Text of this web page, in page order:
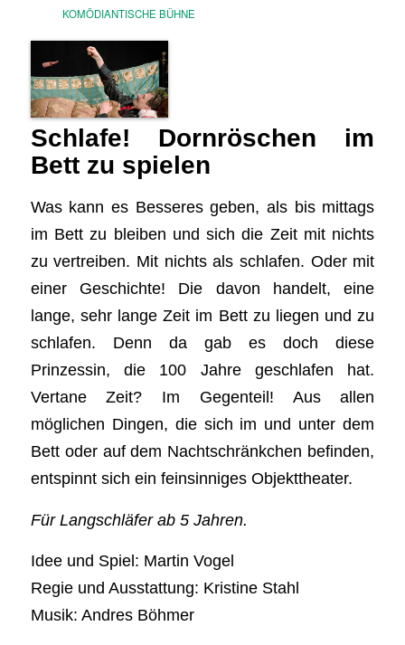
KOMÖDIANTISCHE BÜHNE
Schlafe! Dornröschen im
Bett zu spielen
Was kann es Besseres geben, als bis mittags
im Bett zu bleiben und sich die Zeit mit nichts
zu vertreiben. Mit nichts als schlafen. Oder mit
einer Geschichte! Die davon handelt, eine
lange, sehr lange Zeit im Bett zu liegen und zu
schlafen. Denn da gab es doch diese
Prinzessin, die 100 Jahre geschlafen hat.
Vertane Zeit? Im Gegenteil! Aus allen
möglichen Dingen, die sich im und unter dem
Bett oder auf dem Nachtschränkchen befinden,
entspinnt sich ein feinsinniges Objekttheater.
Für Langschläfer ab 5 Jahren.
Idee und Spiel: Martin Vogel
Regie und Ausstattung: Kristine Stahl
Musik: Andres Böhmer